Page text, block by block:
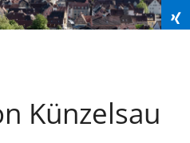
Künzelsau